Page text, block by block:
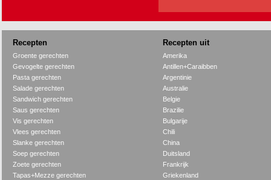
Recepten Recepten uit
Groente gerechten
Gevogelte gerechten
Pasta gerechten
Salade gerechten
Sandwich gerechten
Saus gerechten
Vis gerechten
Vlees gerechten
Slanke gerechten
Soep gerechten
Zoete gerechten
Tapas+Mezze gerechten
Amerika
Antillen+Caraibben
Argentinie
Australie
Belgie
Brazilie
Bulgarije
Chili
China
Duitsland
Frankrijk
Griekenland